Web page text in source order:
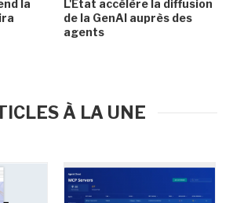
la
L'Etat accélère la diffusion
de la GenAI auprès des
agents
À LA UNE